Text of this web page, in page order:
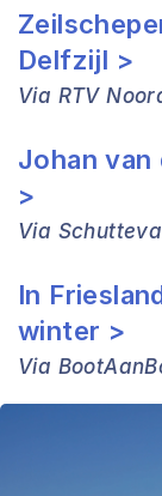
Delfzijl >
Via RTV
Johan van
>
Via
In
winter >
Via